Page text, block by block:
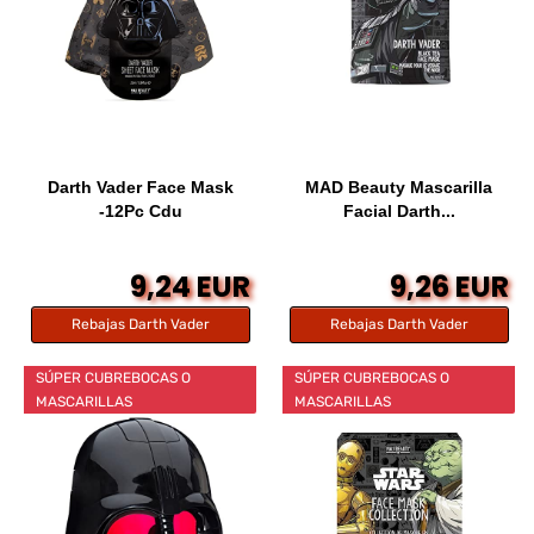
Darth Vader Face Mask
-12Pc Cdu
9,24 EUR
Rebajas Darth Vader
MAD Beauty Mascarilla
Facial Darth...
9,26 EUR
Rebajas Darth Vader
SÚPER CUBREBOCAS O
MASCARILLAS
SÚPER CUBREBOCAS O
MASCARILLAS